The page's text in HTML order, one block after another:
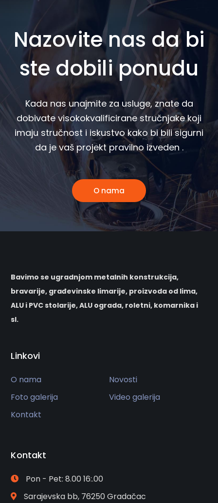
Nazovite nas da bi
ste dobili ponudu
Kada nas unajmite za usluge, znate da
dobivate visokokvalificirane stručnjake koji
imaju stručnost i iskustvo kako bi bili sigurni
da je vaš projekt pravilno izveden .
O nama
Bavimo se ugradnjom metalnih konstrukcija,
bravarije, građevinske limarije, proizvoda od lima,
ALU i PVC stolarije, ALU ograda, roletni, komarnika i
sl.
Linkovi
O nama
Novosti
Foto galerija
Video galerija
Kontakt
Kontakt
Pon - Pet: 8.00 16:.00
Sarajevska bb, 76250 Gradačac